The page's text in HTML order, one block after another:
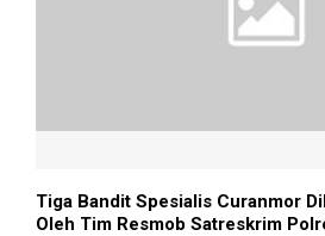
Tiga Bandit Spesialis Curanmor
Oleh Tim Resmob Satreskrim